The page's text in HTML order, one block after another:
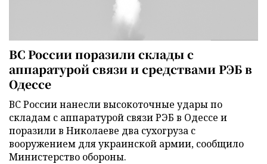
ВС России поразили склады с
аппаратурой связи и средствами РЭБ в
Одессе
ВС России нанесли высокоточные удары по
складам с аппаратурой связи РЭБ в Одессе и
поразили в Николаеве два сухогруза с
вооружением для украинской армии, сообщило
Министерство обороны.